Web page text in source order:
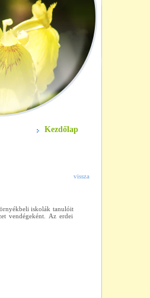
Kezdőlap
vissza
iskolák tanulóit
vendégeként. Az erdei